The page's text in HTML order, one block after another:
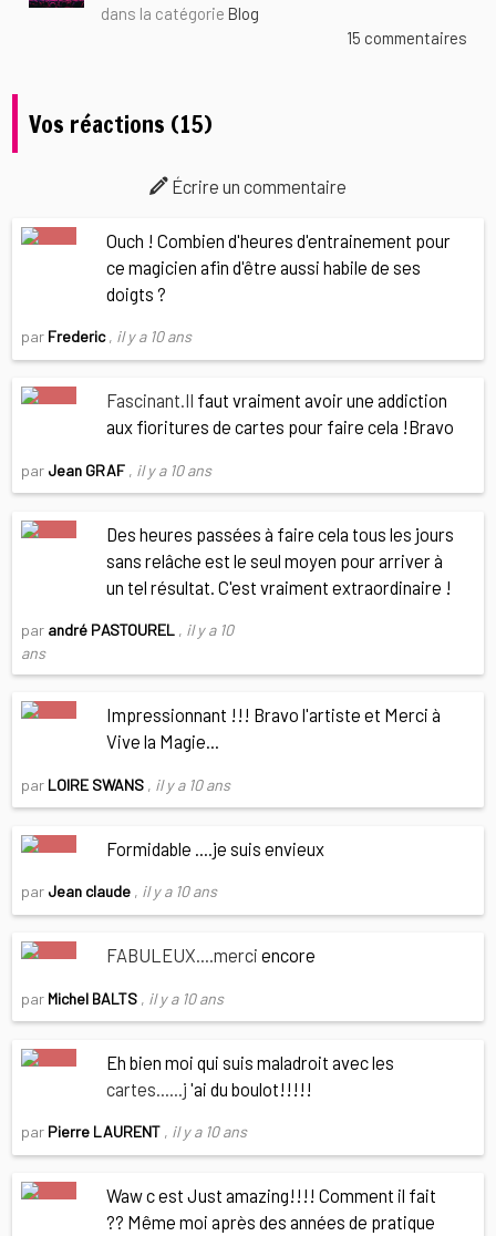
dans la catégorie Blog
15 commentaires
Vos réactions (15)
Écrire un commentaire
Ouch ! Combien d'heures d'entrainement pour
ce magicien afin d'être aussi habile de ses
doigts ?
par Frederic, il y a 10 ans
Fascinant.Il faut vraiment avoir une addiction
aux fioritures de cartes pour faire cela !Bravo
par Jean GRAF , il y a 10 ans
Des heures passées à faire cela tous les jours
sans relâche est le seul moyen pour arriver à
un tel résultat. C'est vraiment extraordinaire !
par andré PASTOUREL , il y a 10
ans
Impressionnant !!! Bravo l'artiste et Merci à
Vive la Magie...
par LOIRE SWANS , il y a 10 ans
Formidable ....je suis envieux
par Jean claude , il y a 10 ans
FABULEUX....merci encore
par Michel BALTS , il y a 10 ans
Eh bien moi qui suis maladroit avec les
cartes......j 'ai du boulot!!!!!
par Pierre LAURENT , il y a 10 ans
Waw c est Just amazing!!!! Comment il fait
?? Même moi après des années de pratique